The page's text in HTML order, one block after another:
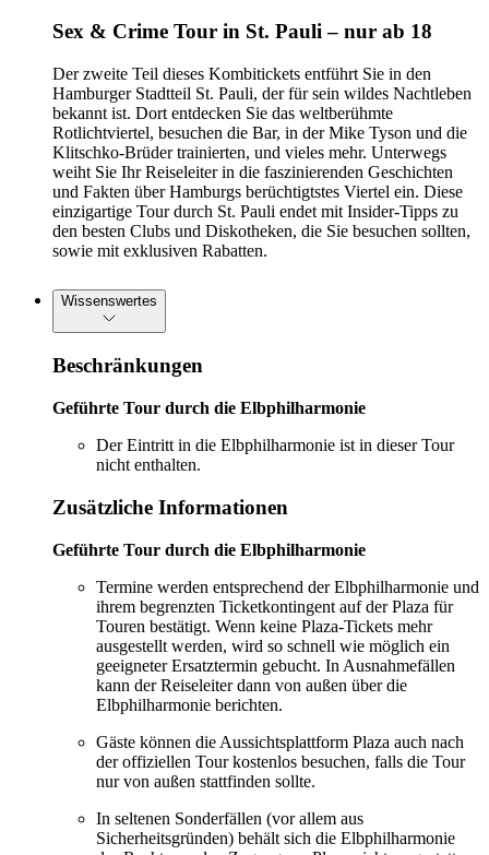
Sex & Crime Tour in St. Pauli – nur ab 18
Der zweite Teil dieses Kombitickets entführt Sie in den
Hamburger Stadtteil St. Pauli, der für sein wildes Nachtleben
bekannt ist. Dort entdecken Sie das weltberühmte
Rotlichtviertel, besuchen die Bar, in der Mike Tyson und die
Klitschko-Brüder trainierten, und vieles mehr. Unterwegs
weiht Sie Ihr Reiseleiter in die faszinierenden Geschichten
und Fakten über Hamburgs berüchtigtstes Viertel ein. Diese
einzigartige Tour durch St. Pauli endet mit Insider-Tipps zu
den besten Clubs und Diskotheken, die Sie besuchen sollten,
sowie mit exklusiven Rabatten.
Wissenswertes
Beschränkungen
Geführte Tour durch die Elbphilharmonie
Der Eintritt in die Elbphilharmonie ist in dieser Tour
nicht enthalten.
Zusätzliche Informationen
Geführte Tour durch die Elbphilharmonie
Termine werden entsprechend der Elbphilharmonie und
ihrem begrenzten Ticketkontingent auf der Plaza für
Touren bestätigt. Wenn keine Plaza-Tickets mehr
ausgestellt werden, wird so schnell wie möglich ein
geeigneter Ersatztermin gebucht. In Ausnahmefällen
kann der Reiseleiter dann von außen über die
Elbphilharmonie berichten.
Gäste können die Aussichtsplattform Plaza auch nach
der offiziellen Tour kostenlos besuchen, falls die Tour
nur von außen stattfinden sollte.
In seltenen Sonderfällen (vor allem aus
Sicherheitsgründen) behält sich die Elbphilharmonie